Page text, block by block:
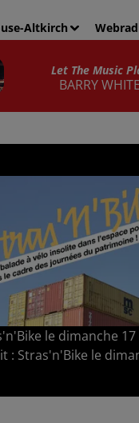
Altkirch
Let The Music
BARRY WHITE
le dimanche
: Stras'n'Bike le